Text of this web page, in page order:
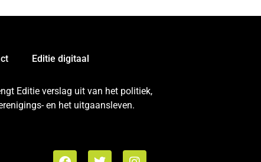
Editie digitaal
Editie verslag uit van het politiek,
en het uitgaansleven.